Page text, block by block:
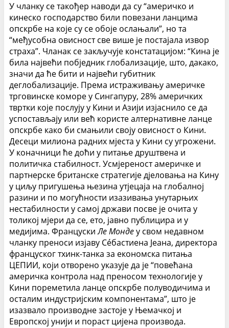
У чланку се такођер наводи да су “америчко и
кинеско господарство били повезани ланцима
опскрбе на које су се обоје ослањали”, но та
“међусобна овисност све више је постајала извор
страха”. Чланак се закључује констатацијом: “Кина је
била највећи побједник глобализације, што, дакако,
значи да ће бити и највећи губитник
деглобализације. Према истраживању америчке
трговинске коморе у Сингапуру, 28% америчких
твртки које послују у Кини и Азији изјаснило се да
успостављају или већ користе алтернативне ланце
опскрбе како би смањили своју овисност о Кини.
Десеци милиона радних мјеста у Кини су угрожени.
У коначници ће доћи у питање друштвена и
политичка стабилност. Усмјереност америчке и
партнерске британске стратегије дјеловања на Кину
у циљу пригушења њезина утјецаја на глобалној
разини и по могућности изазивања унутарњих
нестабилности у самој држави посве је очита у
толикој мјери да се, ето, јавно публицира и у
медијима. ФранцускиЛе Мондеу свом недавном
чланку преноси изјаву Сéбастиена Јеана, директора
француског тхинк-танка за економска питања
ЦЕПИИ, који отворено указује да је “повећана
америчка контрола над преносом технологије у
Кини пореметила ланце опскрбе полуводичима и
осталим индустријским компонентама”, што је
изазвало производне застоје у Њемачкој и
Европској унији и пораст цијена производа.